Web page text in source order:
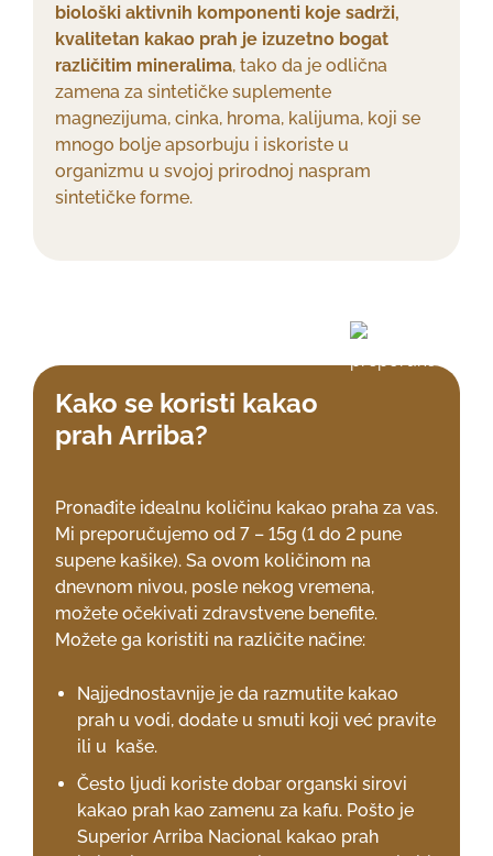
biološki aktivnih komponenti koje sadrži,
kvalitetan kakao prah je izuzetno bogat
različitim mineralima, tako da je odlična
zamena za sintetičke suplemente
magnezijuma, cinka, hroma, kalijuma, koji se
mnogo bolje apsorbuju i iskoriste u
organizmu u svojoj prirodnoj naspram
sintetičke forme.
Kako se koristi kakao
prah Arriba?
Pronađite idealnu količinu kakao praha za vas.
Mi preporučujemo od 7 – 15g (1 do 2 pune
supene kašike). Sa ovom količinom na
dnevnom nivou, posle nekog vremena,
možete očekivati zdravstvene benefite.
Možete ga koristiti na različite načine:
Najjednostavnije je da razmutite kakao
prah u vodi, dodate u smuti koji već pravite
ili u kaše.
Često ljudi koriste dobar organski sirovi
kakao prah kao zamenu za kafu. Pošto je
Superior Arriba Nacional kakao prah